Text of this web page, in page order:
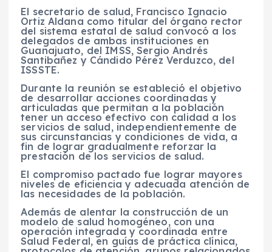
El secretario de salud, Francisco Ignacio
Ortiz Aldana como titular del órgano rector
del sistema estatal de salud convocó a los
delegados de ambas instituciones en
Guanajuato, del IMSS, Sergio Andrés
Santibañez y Cándido Pérez Verduzco, del
ISSSTE.
Durante la reunión se estableció el objetivo
de desarrollar acciones coordinadas y
articuladas que permitan a la población
tener un acceso efectivo con calidad a los
servicios de salud, independientemente de
sus circunstancias y condiciones de vida, a
fin de lograr gradualmente reforzar la
prestación de los servicios de salud.
El compromiso pactado fue lograr mayores
niveles de eficiencia y adecuada atención de
las necesidades de la población.
Además de alentar la construcción de un
modelo de salud homogéneo, con una
operación integrada y coordinada entre
Salud Federal, en guías de práctica clínica,